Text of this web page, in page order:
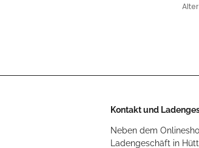
Kontakt und
Neben dem
Ladengeschäft in